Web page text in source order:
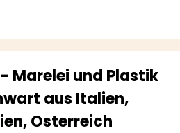
Marelei und Plastik
aus Italien,
Osterreich